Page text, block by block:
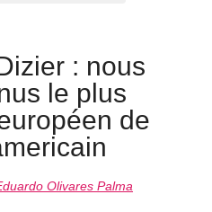
: nous
le plus
de
Olivares Palma